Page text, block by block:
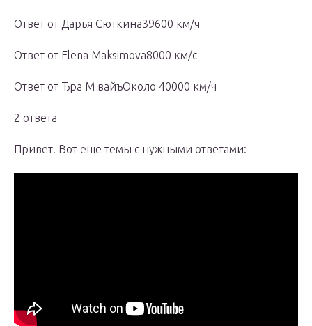
Ответ от Дарья Сюткина39600 км/ч
Ответ от Elena Maksimova8000 км/с
Ответ от Ђра М вайъОколо 40000 км/ч
2 ответа
Привет! Вот еще темы с нужными ответами: